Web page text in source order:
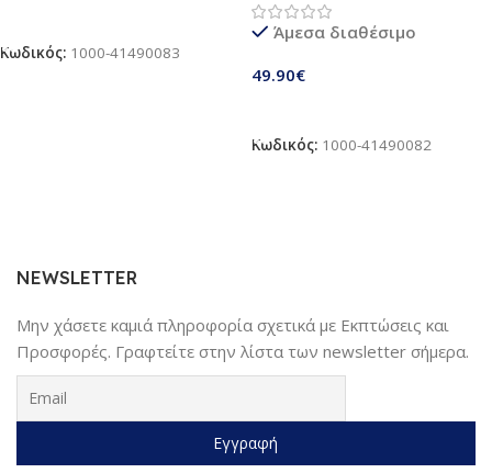
Κωδικός: 1000-41490083
Smartphones και θύρα USB |
Μάυρο
Άμεσα διαθέσιμο
49.90€
Κωδικός: 1000-41490082
NEWSLETTER
Μην χάσετε καμιά πληροφορία σχετικά με Εκπτώσεις και
Προσφορές. Γραφτείτε στην λίστα των newsletter σήμερα.